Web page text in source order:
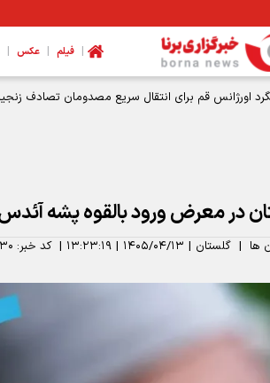
| فیلم | عکس |
اورژانس قم برای انتقال سریع مصدومان تصادف
در معرض ورود بالقوه پشه آئدس
ها | گلستان | ۱۴۰۵/۰۴/۱۳ | ۱۳:۲۳:۱۹ | کد خبر: